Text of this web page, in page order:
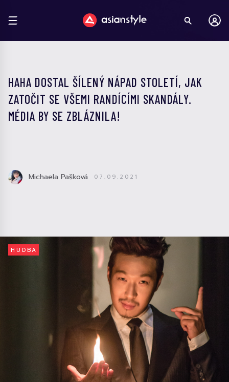
HAHA DOSTAL ŠÍLENÝ NÁPAD STOLETÍ, JAK
ZATOČIT SE VŠEMI RANDÍCÍMI SKANDÁLY.
MÉDIA BY SE ZBLÁZNILA!
Michaela Pašková 07.09.2021
HUDBA